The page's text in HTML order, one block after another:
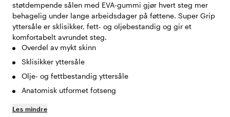
støtdempende sålen med EVA-gummi gjør hvert steg mer
behagelig under lange arbeidsdager på føttene. Super Grip
yttersåle er sklisikker, fett- og oljebestandig og gir et
komfortabelt avrundet steg.
Overdel av mykt skinn
Sklisikker yttersåle
Olje- og fettbestandig yttersåle
Anatomisk utformet fotseng
Les mindre